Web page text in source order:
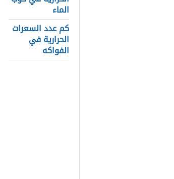
الماء
كم عدد السعرات
الحرارية في
الفواكه